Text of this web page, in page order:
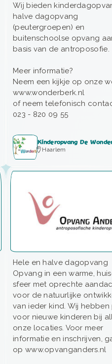
Wij bieden
halve dagopvang
(peutergroepen) en
buitenschoolse opvang
basis van de antroposofie.
Meer informatie?
Neem een kijkje op onze
www.wonderberk.nl
of neem telefonisch
023 - 820 09 55
Kinderopvang De
Haarlem
Hele en halve dagopvang
Opvang in een warme,
sfeer met oprechte
voor de natuurlijke
van ieder kind. Wij hebben
voor nieuwe kinderen bij
onze locaties. Voor meer
informatie en inschrijven,
op www.opvanganders.nl